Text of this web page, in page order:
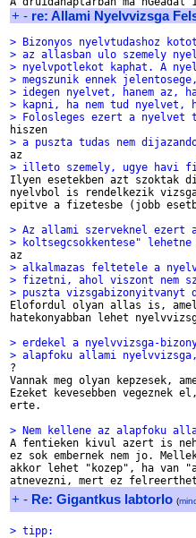
+ - re: Allami Nyelvvizsga
> Bizonyos nyelvtudashoz
> az allasban ulo szemely
> nyelvpotlekot kaphat. A
> megszunik ennek
> idegen nyelvet, hanem az,
> kapni, ha nem tud nyelvet,
> Folosleges ezert a
> a puszta tudas nem
> illeto szemely, ugye havi
Ilyen esetekben azt szoktak
nyelvbol is rendelkezik
epitve a fizetesbe (jobb
> Az allami szerveknel ezert
> koltsegcsokkentese"
> alkalmazas feltetele a
> fizetni, ahol viszont nem
> puszta vizsgabizonyitvanyt
Elofordul olyan allas is,
hatekonyabban lehet
> erdekel a nyelvvizsga-
> alapfoku allami
?
Vannak meg olyan kepzesek,
Ezeket kevesebben vegeznek
erte.
> Nem kellene az alapfoku
A fentieken kivul azert is
ez sok embernek nem jo.
akkor lehet "kozep", ha van
+ - Re: Gigantkus labtorlo (
> tipp: